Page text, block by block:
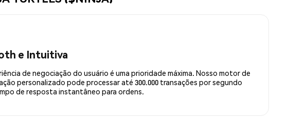
e Intuitiva
de negociação do usuário é uma prioridade máxima. Nosso motor de
personalizado pode processar até 300.000 transações por segundo
de resposta instantâneo para ordens.